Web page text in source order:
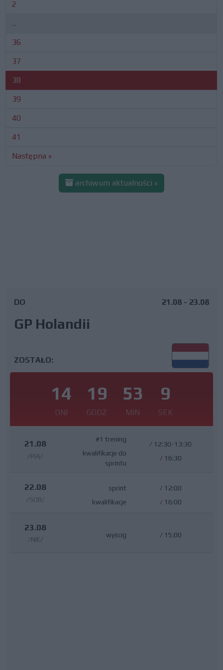
2
...
36
37
38
39
40
41
Następna »
archiwum aktualności »
DO
GP Holandii
21.08 - 23.08
ZOSTAŁO:
14
DNI
19
GODZ
53
MIN
8
SEK
21.08
/PIĄ/
#1 trening
kwalifikacje do
sprintu
/ 12:30-13:30
/ 16:30
22.08
/SOB/
sprint
kwalifikacje
/ 12:00
/ 16:00
23.08
/NIE/
wyścig / 15:00